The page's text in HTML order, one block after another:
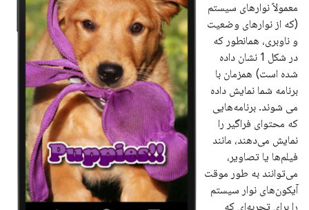
معمولاً نوارهای سیستم
(که از نوارهای وضعیت
و ناوبری، همانطور که
در شکل 1 نشان داده
شده است) همزمان با
برنامه شما نمایش داده
می شوند. برنامه‌هایی
که محتوای فراگیر را
نمایش می‌دهند، مانند
فیلم‌ها یا تصاویر،
می‌توانند به طور موقت
آیکون‌های نوار سیستم
را برای تجربه‌ای که